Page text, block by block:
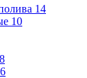
14
10
6